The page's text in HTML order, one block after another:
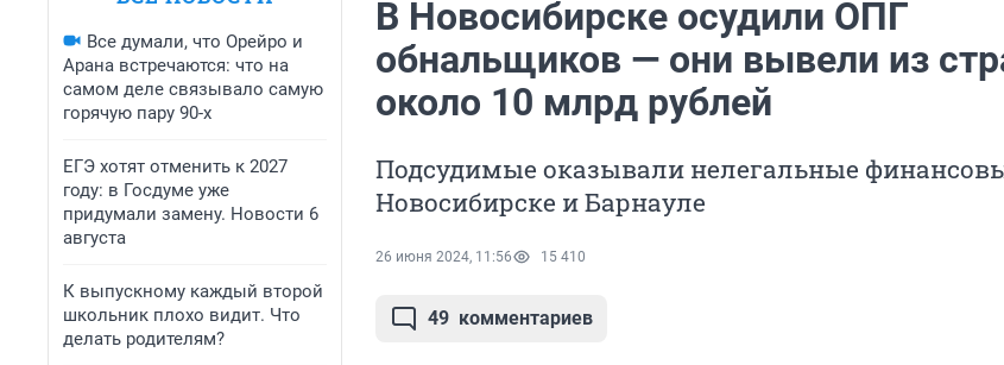
Все думали, что Орейро и
Арана встречаются: что на
самом деле связывало самую
горячую пару 90-х
ЕГЭ хотят отменить к 2027
году: в Госдуме уже
придумали замену. Новости 6
августа
К выпускному каждый второй
школьник плохо видит. Что
делать родителям?
В Новосибирске осудили ОПГ
обнальщиков — они вывели из
около 10 млрд рублей
Подсудимые оказывали нелегальные
Новосибирске и Барнауле
26 июня 2024, 11:56 15 410
49 комментариев